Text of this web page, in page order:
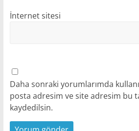
İnternet sitesi
Daha sonraki yorumlarımda
posta adresim ve site adresim bu
kaydedilsin.